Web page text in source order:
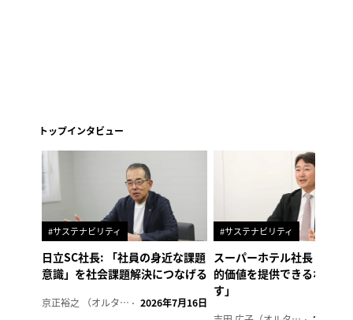
トップインタビュー
#サステナビリティ
日立SC社長: 「社員の身近な課題
意識」を社会課題解決につなげる
京正裕之 （オルタナ副編集長） 2026年7月16日
#サステナビリティ
スーパーホテル社長「地域
的価値を提供できるホテル
す」